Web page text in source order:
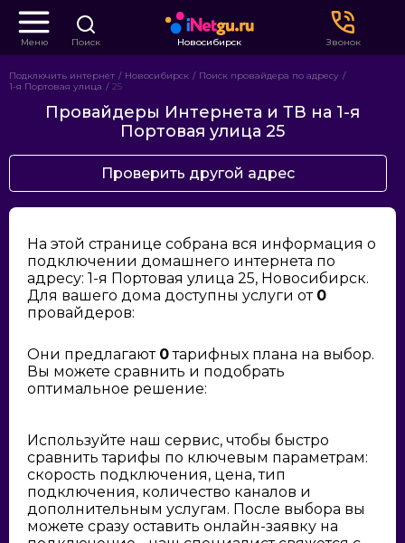
Меню Поиск Новосибирск Звонок
Подключить интернет Новосибирск
Поиск провайдера по адресу
1-я Портовая улица
25
Провайдеры Интернета и ТВ на 1-я
Портовая улица 25
Проверить другой адрес
На этой странице собрана вся информация о
подключении домашнего интернета по
адресу: 1-я Портовая улица 25, Новосибирск.
Для вашего дома доступны услуги от 0
провайдеров:
Они предлагают 0тарифных плана на выбор.
Вы можете сравнить и подобрать
оптимальное решение:
Используйте наш сервис, чтобы быстро
сравнить тарифы по ключевым параметрам:
скорость подключения, цена, тип
подключения, количество каналов и
дополнительным услугам. После выбора вы
можете сразу оставить онлайн-заявку на